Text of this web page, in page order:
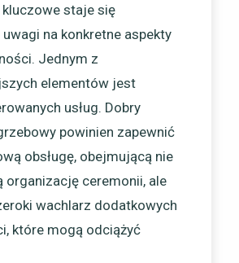
kluczowe staje się
na konkretne aspekty
Jednym z
elementów jest
usług. Dobry
powinien zapewnić
obsługę, obejmującą nie
organizację ceremonii, ale
wachlarz dodatkowych
które mogą odciążyć